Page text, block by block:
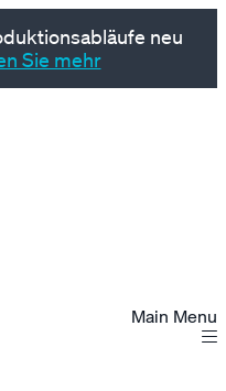
neu
Sie mehr
Main Menu